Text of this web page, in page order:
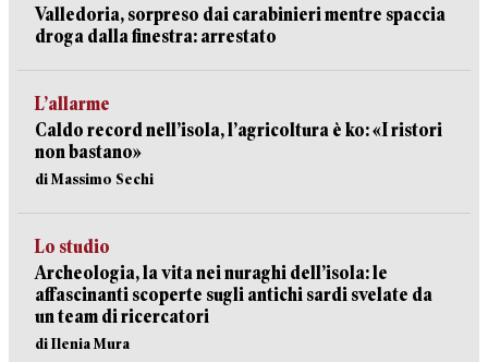
Valledoria, sorpreso dai carabinieri mentre spaccia
droga dalla finestra: arrestato
L’allarme
Caldo record nell’isola, l’agricoltura è ko: «I ristori
non bastano»
di Massimo Sechi
Lo studio
Archeologia, la vita nei nuraghi dell’isola: le
affascinanti scoperte sugli antichi sardi svelate da
un team di ricercatori
di Ilenia Mura